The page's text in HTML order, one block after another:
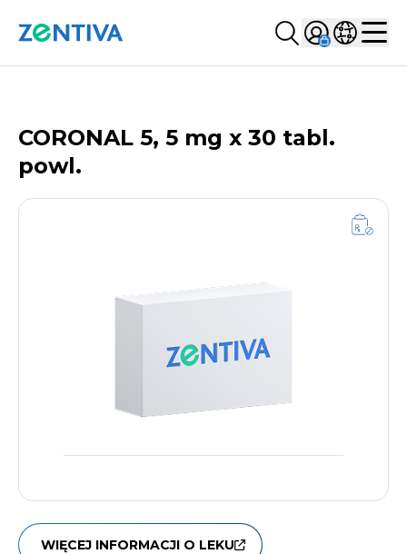
Szukaj...
Sign inWybierz
CORONAL 5, 5 mg x 30 tabl.
powl.
WIĘCEJ INFORMACJI O LEKU